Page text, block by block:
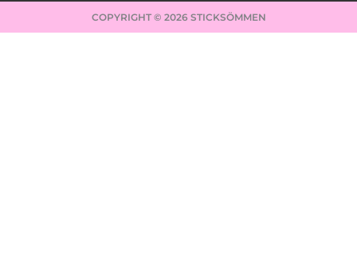
COPYRIGHT © 2026 STICKSÖMMEN